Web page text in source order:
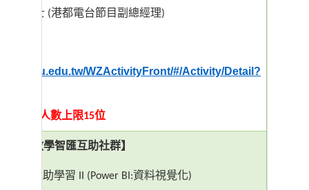
蓮博士 (港都電台節目副總經理)
WZActivityFront/#/Activity/Detail?
理報名人數上限15位
教學智匯互助社群】
自主互助學習 II (Power BI:資料視覺化)